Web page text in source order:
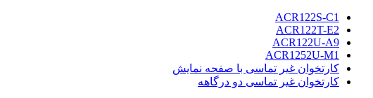
ACR122S-C1
ACR122T-E2
ACR122U-A9
ACR1252U-M1
کارتخوان غیر تماسی با صفحه نمایش
کارتخوان غیر تماسی دو درگاهه